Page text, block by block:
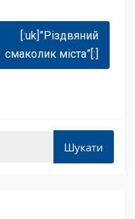
[:uk]”Різдвяний
смаколик міста”[:]